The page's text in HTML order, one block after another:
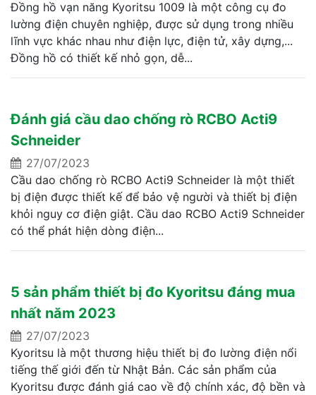
Đồng hồ vạn năng Kyoritsu 1009 là một công cụ đo
lường điện chuyên nghiệp, được sử dụng trong nhiều
lĩnh vực khác nhau như điện lực, điện tử, xây dựng,...
Đồng hồ có thiết kế nhỏ gọn, dễ...
Đánh giá cầu dao chống rò RCBO Acti9
Schneider
27/07/2023
Cầu dao chống rò RCBO Acti9 Schneider là một thiết
bị điện được thiết kế để bảo vệ người và thiết bị điện
khỏi nguy cơ điện giật. Cầu dao RCBO Acti9 Schneider
có thể phát hiện dòng điện...
5 sản phẩm thiết bị đo Kyoritsu đáng mua
nhất năm 2023
27/07/2023
Kyoritsu là một thương hiệu thiết bị đo lường điện nổi
tiếng thế giới đến từ Nhật Bản. Các sản phẩm của
Kyoritsu được đánh giá cao về độ chính xác, độ bền và